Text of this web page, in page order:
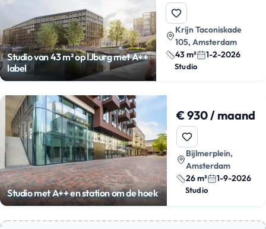
Studio van 43 m² op IJburg met A++
label
Krijn Taconiskade
105, Amsterdam
43 m²
1-2-2026
Studio
Studio met A++ en station om de hoek
€ 930 / maand
Bijlmerplein,
Amsterdam
26 m²
1-9-2026
Studio